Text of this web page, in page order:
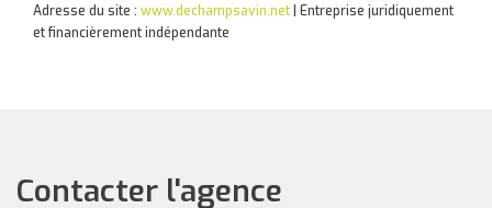
Adresse du site : www.dechampsavin.net Entreprise juridiquement
et financièrement indépendante
Contacter l'agence